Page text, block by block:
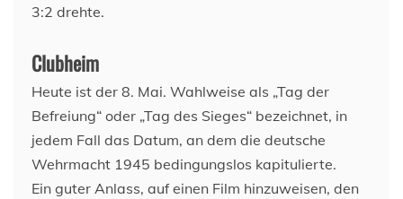
3:2 drehte.
Clubheim
Heute ist der 8. Mai. Wahlweise als „Tag der
Befreiung“ oder „Tag des Sieges“ bezeichnet, in
jedem Fall das Datum, an dem die deutsche
Wehrmacht 1945 bedingungslos kapitulierte.
Ein guter Anlass, auf einen Film hinzuweisen, den